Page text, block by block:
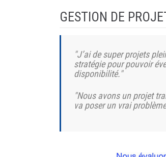
GESTION DE
"J’ai de super projets
stratégie pourpouvoir
disponibilité."
"Nousavons unprojet
va poser un vrai